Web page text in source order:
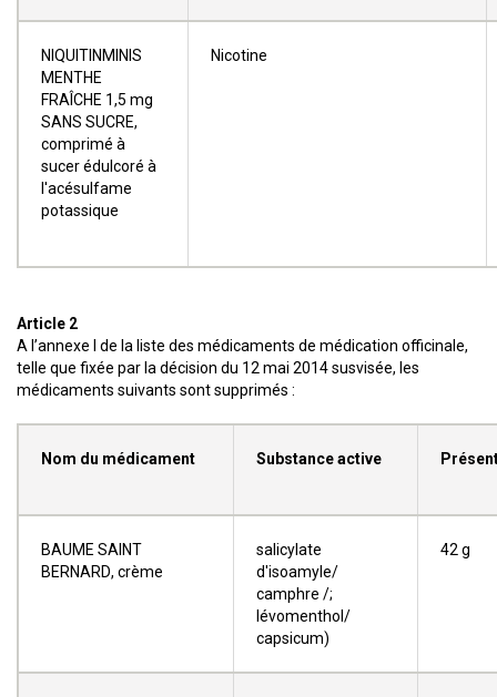
NIQUITINMINIS
MENTHE
FRAÎCHE 1,5 mg
SANS SUCRE,
comprimé à
sucer édulcoré à
l'acésulfame
potassique
Nicotine
Article 2
A l’annexe I de la liste des médicaments de médication officinale,
telle que fixée par la décision du 12 mai 2014 susvisée, les
médicaments suivants sont supprimés :
Nom du médicament Substance active
BAUME SAINT
BERNARD, crème
salicylate
d'isoamyle/
camphre /;
lévomenthol/
capsicum)
42 g